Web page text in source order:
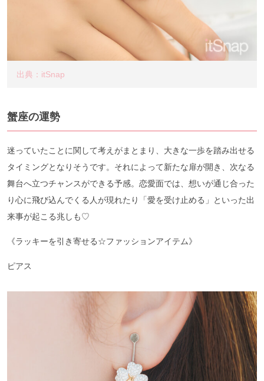
出典：itSnap
蟹座の運勢
迷っていたことに関して考えがまとまり、大きな一歩を踏み出せる
タイミングとなりそうです。それによって新たな扉が開き、次なる
舞台へ立つチャンスができる予感。恋愛面では、想いが通じ合った
り心に飛び込んでくる人が現れたり「愛を受け止める」といった出
来事が起こる兆しも♡
《ラッキーを引き寄せる☆ファッションアイテム》
ピアス